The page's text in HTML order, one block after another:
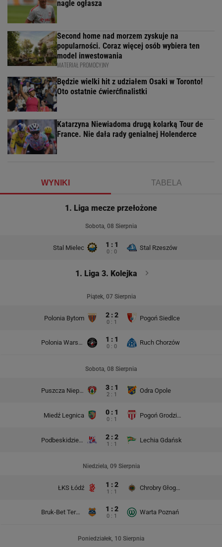
nagle ogłasza
Second home nad morzem zyskuje na
popularności. Coraz więcej osób wybiera ten
model inwestowania
MATERIAŁ PROMOCYJNY
Będzie wielki hit z udziałem Osaki w Toronto!
Oto ostatnie ćwierćfinalistki
Katarzyna Niewiadoma drugą kolarką Tour de
France. Nie dała rady genialnej Holenderce
WYNIKI TABELA
1. Liga mecze przełożone
Sobota, 08 Sierpnia
Stal Mielec 1 : 1
0 : 0
Stal Rzeszów
1. Liga 3. Kolejka
Piątek, 07 Sierpnia
Polonia Bytom 2 : 2
0 : 1
Pogoń Siedlce
Polonia Warszawa 1 : 1
0 : 0
Ruch Chorzów
Sobota, 08 Sierpnia
Puszcza Niepołomice 3 : 1
2 : 1
Odra Opole
Miedź Legnica 0 : 1
0 : 1
Pogoń Grodzisk Mazowiecki
Podbeskidzie Bielsko-Biała 2 : 2
1 : 1
Lechia Gdańsk
Niedziela, 09 Sierpnia
ŁKS Łódź 1 : 2
1 : 1
Chrobry Głogów
Bruk-Bet Termalica Nieciecza 1 : 2
0 : 1
Warta Poznań
Poniedziałek, 10 Sierpnia